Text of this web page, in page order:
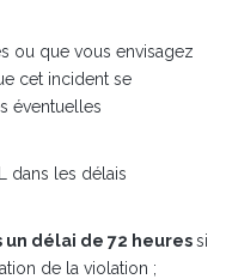
ou que vous envisagez
cet incident se
éventuelles
dans les délais
délai de 72 heuressi
de la violation ;